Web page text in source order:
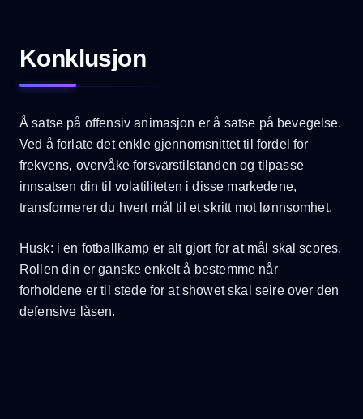
Konklusjon
Å satse på offensiv animasjon er å satse på bevegelse.
Ved å forlate det enkle gjennomsnittet til fordel for
frekvens, overvåke forsvarstilstanden og tilpasse
innsatsen din til volatiliteten i disse markedene,
transformerer du hvert mål til et skritt mot lønnsomhet.
Husk: i en fotballkamp er alt gjort for at mål skal scores.
Rollen din er ganske enkelt å bestemme når
forholdene er til stede for at showet skal seire over den
defensive låsen.